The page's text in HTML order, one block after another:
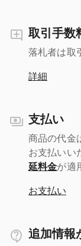
取引手数
落札者は取
詳細
支払い
商品の代金
お支払いい
延料金が適
お支払い
追加情報